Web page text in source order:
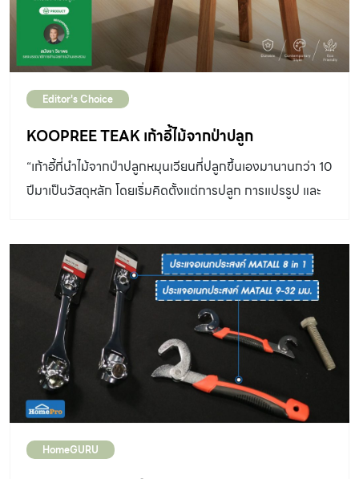
Editor's Choice
KOOPREE TEAK เก้าอี้ไม้จากป่าปลูก
“เก้าอี้ที่นำไม้จากป่าปลูกหมุนเวียนที่ปลูกขึ้นเองมานานกว่า 10
ปีมาเป็นวัสดุหลัก โดยเริ่มคิดตั้งแต่การปลูก การแปรรูป และ
หนักเบา ทนทานทั้งการใช้งาน indoor และ outdoor”
สมัชชา วิราพร รองบรรณาธิการอำนวยการบ้านและสวน คุณ
คิดว่าใครจะบ้า ปลูกต้นไม้แล้วรออีก 10 ปีเพื่อเอามาทำ
เฟอร์นิเจอร์ที่ออกแบบเองไหม กูปรี ทีก (KOOPREE TEAK)
คือเก้าอี้ของแบรนด์ เจิด ดีไซน์ แกลลอรี่ ที่นำไม้จากป่าปลูก
หมุนเวียนที่เขาปลูกขึ้นเองมานานกว่า 10 ปี มาเป็นวัสดุหลักใน
การสร้างสรรค์ชิ้นงาน โดยเริ่มคิดตั้งแต่การปลูก การแปรรูป
และขายอย่างยั่งยืน เก้าอี้ตัวนี้เป็นงานไม้ที่เรียบง่ายที่ดีไซน์ข้อ
เข้าไม้ที่ซับซ้อนในงานเฟอร์นิเจอร์ ช่วยให้ประหยัดแรงงาน
HomeGURU